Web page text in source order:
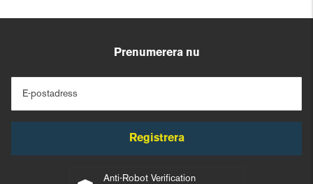
Prenumerera nu
E-postadress
Registrera
Anti-Robot Verification